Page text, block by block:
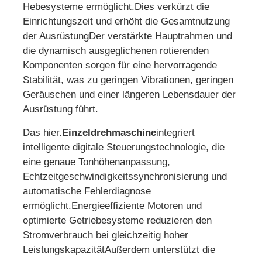
Hebesysteme ermöglicht.Dies verkürzt die
Einrichtungszeit und erhöht die Gesamtnutzung
der AusrüstungDer verstärkte Hauptrahmen und
die dynamisch ausgeglichenen rotierenden
Komponenten sorgen für eine hervorragende
Stabilität, was zu geringen Vibrationen, geringen
Geräuschen und einer längeren Lebensdauer der
Ausrüstung führt.
Das hier.Einzeldrehmaschineintegriert
intelligente digitale Steuerungstechnologie, die
eine genaue Tonhöhenanpassung,
Echtzeitgeschwindigkeitssynchronisierung und
automatische Fehlerdiagnose
ermöglicht.Energieeffiziente Motoren und
optimierte Getriebesysteme reduzieren den
Stromverbrauch bei gleichzeitig hoher
LeistungskapazitätAußerdem unterstützt die